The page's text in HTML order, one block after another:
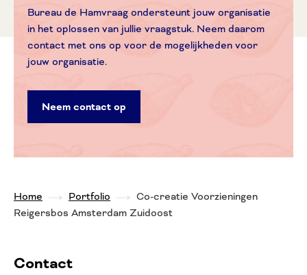
Bureau de Hamvraag ondersteunt jouw organisatie
in het oplossen van jullie vraagstuk. Neem daarom
contact met ons op voor de mogelijkheden voor
jouw organisatie.
Neem contact op
Home Portfolio
Co-creatie Voorzieningen
Reigersbos Amsterdam Zuidoost
Contact